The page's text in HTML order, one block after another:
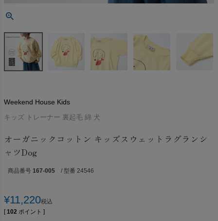
Weekend House Kids
キッズ トレーナー 裏起毛 綿 犬
オーガニックコットン キッズスウェットラグランシ
ャツDog
商品番号 167-005 / 型番 24546
¥11,220税込
[ 102 ポイント ]